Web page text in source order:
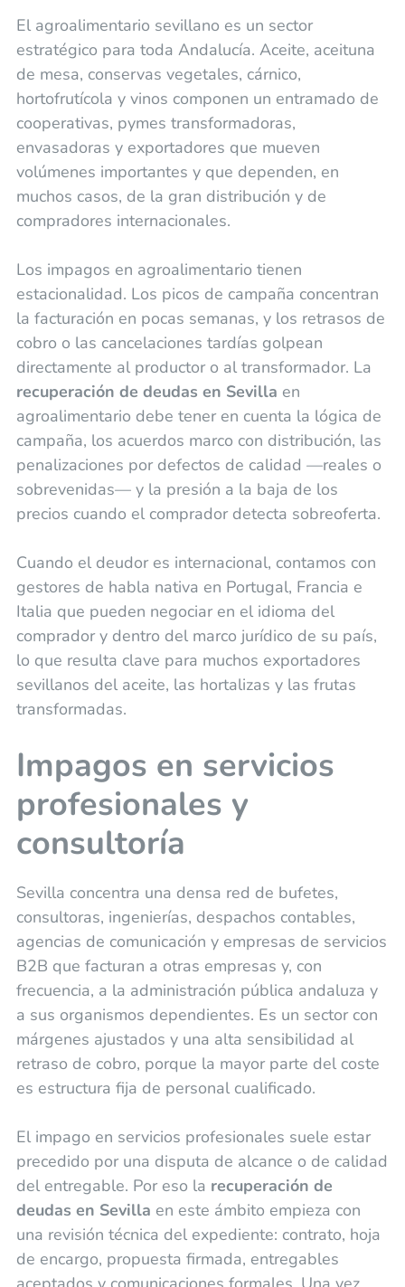
El agroalimentario sevillano es un sector
estratégico para toda Andalucía. Aceite, aceituna
de mesa, conservas vegetales, cárnico,
hortofrutícola y vinos componen un entramado de
cooperativas, pymes transformadoras,
envasadoras y exportadores que mueven
volúmenes importantes y que dependen, en
muchos casos, de la gran distribución y de
compradores internacionales.
Los impagos en agroalimentario tienen
estacionalidad. Los picos de campaña concentran
la facturación en pocas semanas, y los retrasos de
cobro o las cancelaciones tardías golpean
directamente al productor o al transformador. La
recuperación de deudas en Sevilla en
agroalimentario debe tener en cuenta la lógica de
campaña, los acuerdos marco con distribución, las
penalizaciones por defectos de calidad —reales o
sobrevenidas— y la presión a la baja de los
precios cuando el comprador detecta sobreoferta.
Cuando el deudor es internacional, contamos con
gestores de habla nativa en Portugal, Francia e
Italia que pueden negociar en el idioma del
comprador y dentro del marco jurídico de su país,
lo que resulta clave para muchos exportadores
sevillanos del aceite, las hortalizas y las frutas
transformadas.
Impagos en servicios
profesionales y
consultoría
Sevilla concentra una densa red de bufetes,
consultoras, ingenierías, despachos contables,
agencias de comunicación y empresas de servicios
B2B que facturan a otras empresas y, con
frecuencia, a la administración pública andaluza y
a sus organismos dependientes. Es un sector con
márgenes ajustados y una alta sensibilidad al
retraso de cobro, porque la mayor parte del coste
es estructura fija de personal cualificado.
El impago en servicios profesionales suele estar
precedido por una disputa de alcance o de calidad
del entregable. Por eso la recuperación de
deudas en Sevilla en este ámbito empieza con
una revisión técnica del expediente: contrato, hoja
de encargo, propuesta firmada, entregables